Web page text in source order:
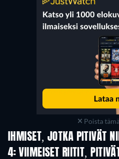
Poista
IHMISET, JOTKA PITIVÄT
4: VIIMEISET RIITIT,